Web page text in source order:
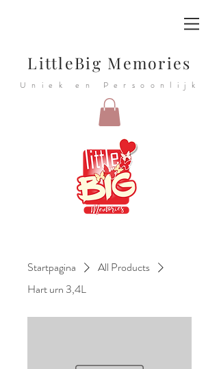
LittleBig Memories
Uniek en Persoonlijk
Startpagina
All Products
Hart urn 3,4L